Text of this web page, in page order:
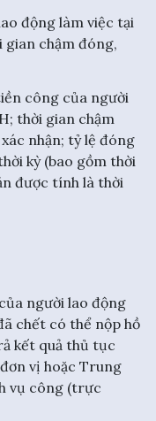
động làm việc tại
chậm đóng,
công của người
thời gian chậm
nhận; tỷ lệ đóng
kỳ (bao gồm thời
được tính là thời
người lao động
chết có thể nộp hồ
kết quả thủ tục
vị hoặc Trung
vụ công (trực